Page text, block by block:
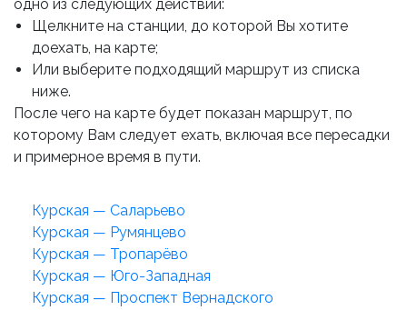
одно из следующих действий:
Щелкните на станции, до которой Вы хотите
доехать, на карте;
Или выберите подходящий маршрут из списка
ниже.
После чего на карте будет показан маршрут, по
которому Вам следует ехать, включая все пересадки
и примерное время в пути.
Курская — Саларьево
Курская — Румянцево
Курская — Тропарёво
Курская — Юго-Западная
Курская — Проспект Вернадского